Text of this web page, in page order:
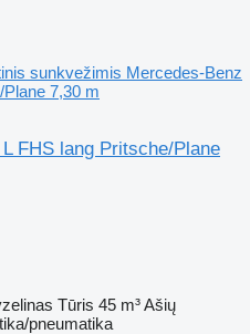
sunkvežimis Mercedes-Benz
7,30 m
FHS lang Pritsche/Plane
Tūris 45 m³Ašių
pneumatika